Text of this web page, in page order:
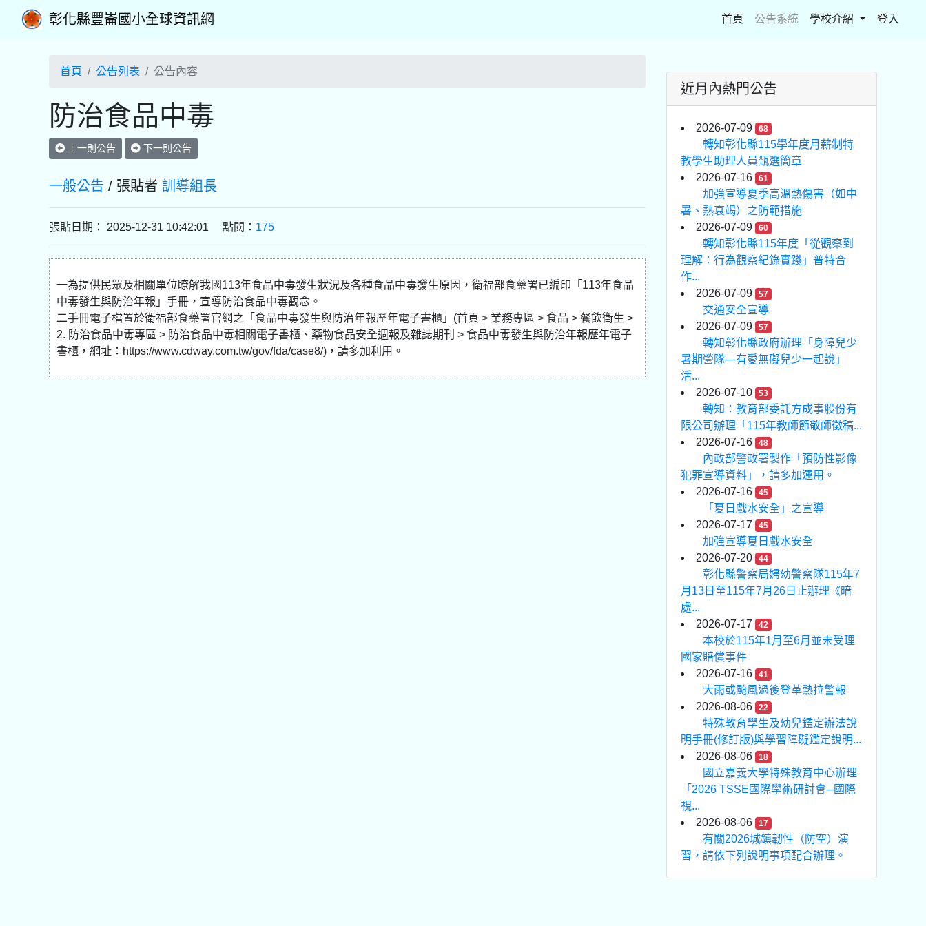
彰化縣豐崙國小全球資訊網 首頁 (current)
公告系統 學校介紹 登入
首頁 公告列表 公告內容
防治食品中毒
上一則公告 下一則公告
一般公告 / 張貼者 訓導組長
張貼日期： 2025-12-31 10:42:01 點閱： 175
一為提供民眾及相關單位瞭解我國113年食品中毒發生狀況及各種食品中毒發生原因，衛福部食藥署已編印「113年食品
中毒發生與防治年報」手冊，宣導防治食品中毒觀念。
二手冊電子檔置於衛福部食藥署官網之「食品中毒發生與防治年報歷年電子書櫃」(首頁 > 業務專區 > 食品 > 餐飲衛生 >
2. 防治食品中毒專區 > 防治食品中毒相關電子書櫃、藥物食品安全週報及雜誌期刊 > 食品中毒發生與防治年報歷年電子
書櫃，網址：https://www.cdway.com.tw/gov/fda/case8/)，請多加利用。
近月內熱門公告
2026-07-09 68
轉知彰化縣115學年度月薪制特
教學生助理人員甄選簡章
2026-07-16
61
加強宣導夏季高溫熱傷害（如中
暑、熱衰竭）之防範措施
2026-07-09
60
轉知彰化縣115年度「從觀察到
理解：行為觀察紀錄實踐」普特合
作...
2026-07-09
57
交通安全宣導
2026-07-09
57
轉知彰化縣政府辦理「身障兒少
暑期營隊—有愛無礙兒少一起說」
活...
2026-07-10
53
轉知：教育部委託方成事股份有
限公司辦理「115年教師節敬師徵稿...
2026-07-16
48
內政部警政署製作「預防性影像
犯罪宣導資料」，請多加運用。
2026-07-16
45
「夏日戲水安全」之宣導
2026-07-17
45
加強宣導夏日戲水安全
2026-07-20
44
彰化縣警察局婦幼警察隊115年7
月13日至115年7月26日止辦理《暗
處...
2026-07-17
42
本校於115年1月至6月並未受理
國家賠償事件
2026-07-16
41
大雨或颱風過後登革熱拉警報
2026-08-06
22
特殊教育學生及幼兒鑑定辦法說
明手冊(修訂版)與學習障礙鑑定說明...
2026-08-06
18
國立嘉義大學特殊教育中心辦理
「2026 TSSE國際學術研討會─國際
視...
2026-08-06
17
有關2026城鎮韌性（防空）演
習，請依下列說明事項配合辦理。